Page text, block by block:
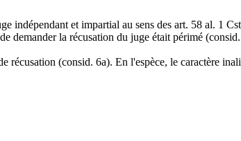
indépendant et impartial au sens des art. 58 al. 1
demander la récusation du juge était périmé
(consid. 6a). En l'espèce, le caractère